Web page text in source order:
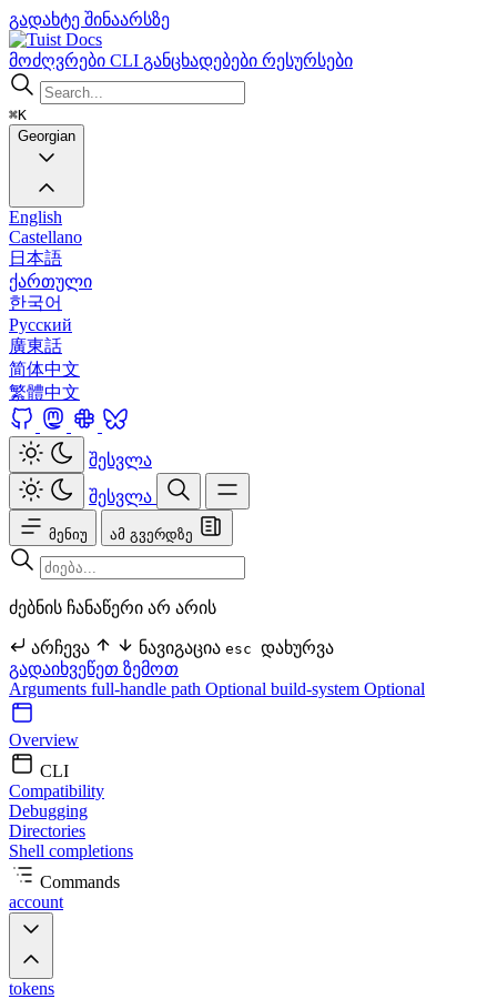
გადახტე შინაარსზე
Docs
მოძღვრები CLI განცხადებები რესურსები
⌘K
Georgian
English
Castellano
日本語
ქართული
한국어
Русский
廣東話
简体中文
繁體中文
შესვლა
შესვლა
მენიუ ამ გვერდზე
ძებნის ჩანაწერი არ არის
არჩევა ნავიგაცია esc დახურვა
გადაიხვეწეთ ზემოთ
Arguments full-handle path Optional build-system Optional
Overview
CLI
Compatibility
Debugging
Directories
Shell completions
Commands
account
tokens